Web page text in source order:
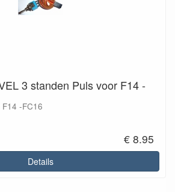
3 standen Puls voor F14 -
-FC16
€ 8.95
Details